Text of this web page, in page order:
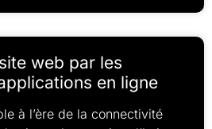
web par les
en ligne
à l’ère de la connectivité